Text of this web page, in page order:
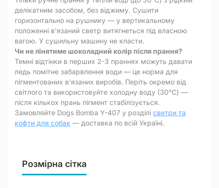
делікатним засобом, без віджиму. Сушити
горизонтально на рушнику — у вертикальному
положенні в'язаний светр витягнеться під власною
вагою. У сушильну машину не класти.
Чи не лінятиме шоколадний колір після прання?
Темні відтінки в перших 2-3 праннях можуть давати
ледь помітне забарвлення води — це норма для
пігментованих в'язаних виробів. Періть окремо від
світлого та використовуйте холодну воду (30°C) —
після кількох прань пігмент стабілізується.
Замовляйте Dogs Bomba Y-407 у розділі светри та
кофти для собак — доставка по всій Україні.
Розмірна сітка